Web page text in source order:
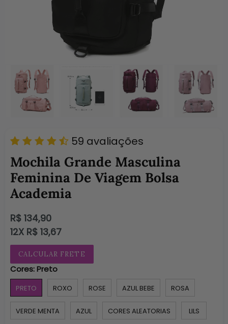
59 avaliações
Mochila Grande Masculina
Feminina De Viagem Bolsa
Academia
Preço
normal
R$ 134,90
12X R$ 13,67
CALCULAR FRETE
Cores:Preto
PRETO ROXO ROSE AZUL BEBE ROSA
VERDE MENTA AZUL CORES ALEATORIAS LILS